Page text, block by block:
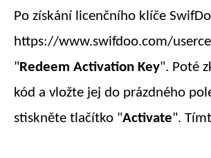
Po získání licenčního klíče
https://www.swifdoo.com/
"Redeem Activation Key". Poté
kód a vložte jej do prázdného
stiskněte tlačítko "Activate".